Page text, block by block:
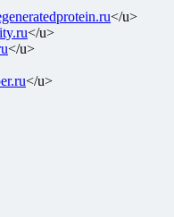
</u>
</u>
</u>
</u>